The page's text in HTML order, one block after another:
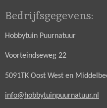
Bedrijfsgegevens:
Hobbytuin Puurnatuur
Voorteindseweg 22
5091TK Oost West en
info@hobbytuinpuurnatuur.nl